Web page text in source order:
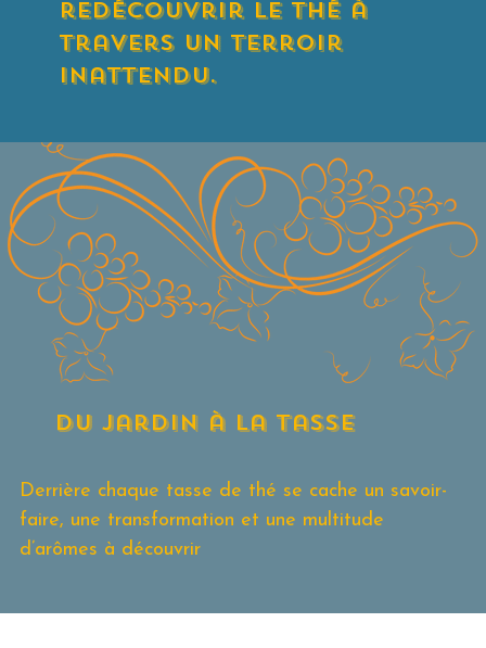
redécouvrir le thé à
travers un terroir
inattendu.
du jardin à la tasse
Derrière chaque tasse de thé se cache un savoir-
faire, une transformation et une multitude
d’arômes à découvrir